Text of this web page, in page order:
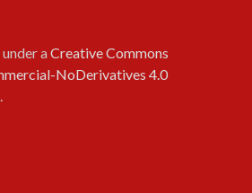
aCreative Commons
NoDerivatives 4.0